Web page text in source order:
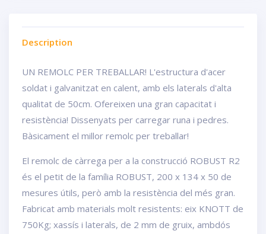
Description
UN REMOLC PER TREBALLAR! L'estructura d'acer
soldat i galvanitzat en calent, amb els laterals d'alta
qualitat de 50cm. Ofereixen una gran capacitat i
resistència! Dissenyats per carregar runa i pedres.
Bàsicament el millor remolc per treballar!
El remolc de càrrega per a la construcció ROBUST R2
és el petit de la família ROBUST, 200 x 134 x 50 de
mesures útils, però amb la resistència del més gran.
Fabricat amb materials molt resistents: eix KNOTT de
750Kg; xassís i laterals, de 2 mm de gruix, ambdós